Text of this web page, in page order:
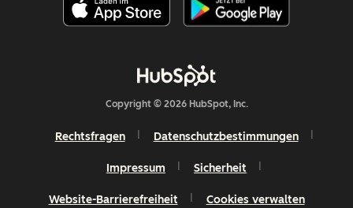
Copyright © 2026 HubSpot, Inc.
Rechtsfragen Datenschutzbestimmungen
Impressum Sicherheit
Website-Barrierefreiheit Cookies verwalten